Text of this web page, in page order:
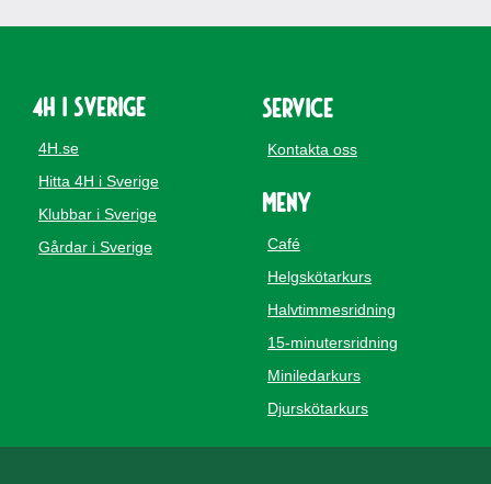
4H i Sverige
4H.se
Hitta 4H i Sverige
Klubbar i Sverige
Gårdar i Sverige
Service
Kontakta oss
Meny
Café
Helgskötarkurs
Halvtimmesridning
15-minutersridning
Miniledarkurs
Djurskötarkurs